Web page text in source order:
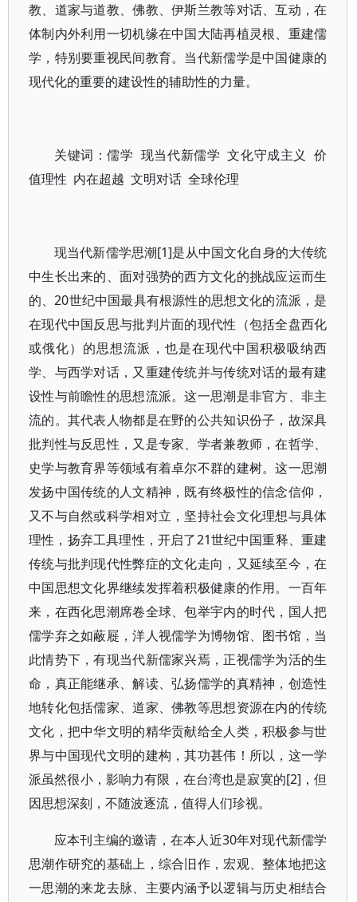
教、道家与道教、佛教、伊斯兰教等对话、互动，在
体制内外利用一切机缘在中国大陆再植灵根、重建儒
学，特别要重视民间教育。当代新儒学是中国健康的
现代化的重要的建设性的辅助性的力量。
关键词：儒学 现当代新儒学 文化守成主义 价
值理性 内在超越 文明对话 全球伦理
现当代新儒学思潮[1]是从中国文化自身的大传统
中生长出来的、面对强势的西方文化的挑战应运而生
的、20世纪中国最具有根源性的思想文化的流派，是
在现代中国反思与批判片面的现代性（包括全盘西化
或俄化）的思想流派，也是在现代中国积极吸纳西
学、与西学对话，又重建传统并与传统对话的最有建
设性与前瞻性的思想流派。这一思潮是非官方、非主
流的。其代表人物都是在野的公共知识份子，故深具
批判性与反思性，又是专家、学者兼教师，在哲学、
史学与教育界等领域有着卓尔不群的建树。这一思潮
发扬中国传统的人文精神，既有终极性的信念信仰，
又不与自然或科学相对立，坚持社会文化理想与具体
理性，扬弃工具理性，开启了21世纪中国重释、重建
传统与批判现代性弊症的文化走向，又延续至今，在
中国思想文化界继续发挥着积极健康的作用。一百年
来，在西化思潮席卷全球、包举宇内的时代，国人把
儒学弃之如蔽屣，洋人视儒学为博物馆、图书馆，当
此情势下，有现当代新儒家兴焉，正视儒学为活的生
命，真正能继承、解读、弘扬儒学的真精神，创造性
地转化包括儒家、道家、佛教等思想资源在内的传统
文化，把中华文明的精华贡献给全人类，积极参与世
界与中国现代文明的建构，其功甚伟！所以，这一学
派虽然很小，影响力有限，在台湾也是寂寞的[2]，但
因思想深刻，不随波逐流，值得人们珍视。
应本刊主编的邀请，在本人近30年对现代新儒学
思潮作研究的基础上，综合旧作，宏观、整体地把这
一思潮的来龙去脉、主要内涵予以逻辑与历史相结合